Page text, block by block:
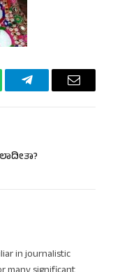
TelegramEmail
in journalistic